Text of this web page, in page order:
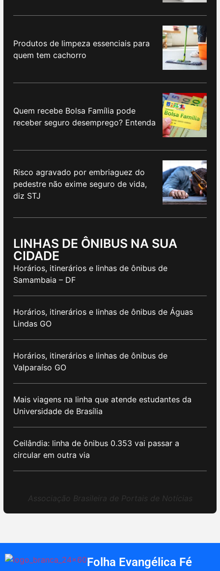
Produtos de limpeza essenciais para
quem tem cachorro
Quem recebe Bolsa Família pode
receber seguro desemprego? Entenda
Risco agravado por embriaguez do
pedestre não exime seguro de vida,
diz STJ
LINHAS DE ÔNIBUS NA SUA
CIDADE
Horários, itinerários e linhas de ônibus de
Samambaia – DF
Horários, itinerários e linhas de ônibus de Águas
Lindas GO
Horários, itinerários e linhas de ônibus de
Valparaíso GO
Mais viagens na linha que atende estudantes da
Universidade de Brasília
Ceilândia: linha de ônibus 0.353 vai passar a
circular em outra via
Associação Brasileira de Portais de Notícias
Folha Evangélica Fé